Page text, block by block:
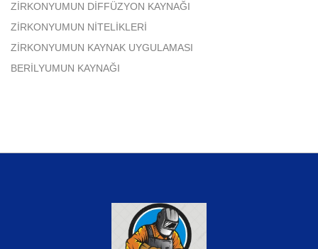
ZİRKONYUMUN DİFFÜZYON KAYNAĞI
ZİRKONYUMUN NİTELİKLERİ
ZİRKONYUMUN KAYNAK UYGULAMASI
BERİLYUMUN KAYNAĞI